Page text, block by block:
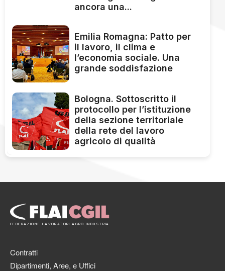
ancora una...
Emilia Romagna: Patto per
il lavoro, il clima e
l’economia sociale. Una
grande soddisfazione
Bologna. Sottoscritto il
protocollo per l’istituzione
della sezione territoriale
della rete del lavoro
agricolo di qualità
FEDERAZIONE LAVORATORI AGRO INDUSTRIA
Contratti
Dipartimenti, Aree, e Uffici